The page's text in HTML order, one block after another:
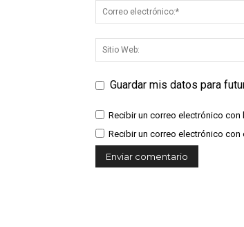
Guardar mis datos para
Recibir un correo electrónico
Recibir un correo electrónico con